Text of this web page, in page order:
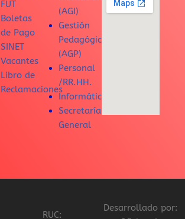
FUT
Boletas
de Pago
SINET
Vacantes
Libro de
Reclamaciones
(AGI)
Gestión
Pedagógica
(AGP)
Personal
/RR.HH.
Informática
Secretaría
General
RUC:
Desarrollado por: